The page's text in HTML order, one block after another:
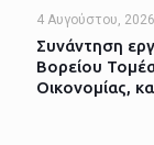
4 Αυγούστου, 2026
Συνάντηση
Βορείου
Οικονομίας,